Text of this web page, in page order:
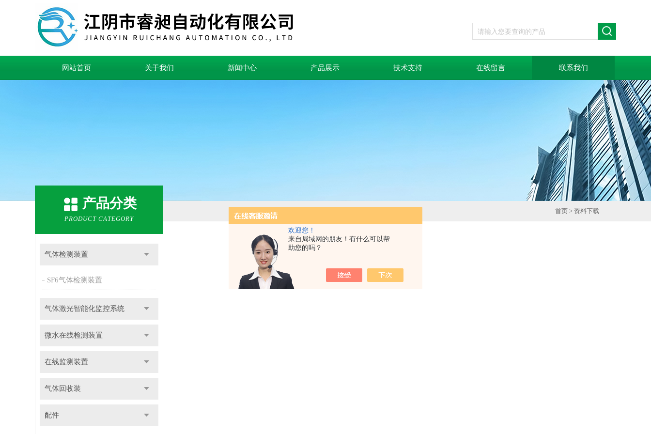
欢迎您！
来自局域网的朋友！有什么可以帮
助您的吗？
网站首页 关于我们 新闻中心 产品展示 技术支持 在线留言 联系我们
产品分类
PRODUCT CATEGORY
气体检测装置
SF6气体检测装置
气体激光智能化监控系统
微水在线检测装置
在线监测装置
气体回收装
配件
首页 > 资料下载